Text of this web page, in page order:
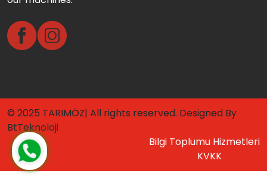
© 2025 TARIMÖZ| All rights reserved. Designed By
BtTeknoloji
Bilgi Toplumu Hizmetleri
KVKK